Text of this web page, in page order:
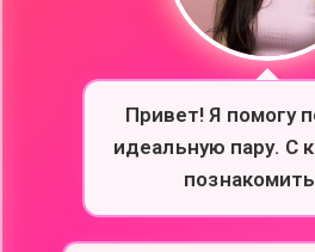
Привет! Я помогу
идеальную пару. С